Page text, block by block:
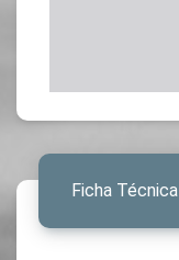
Ficha Técnica